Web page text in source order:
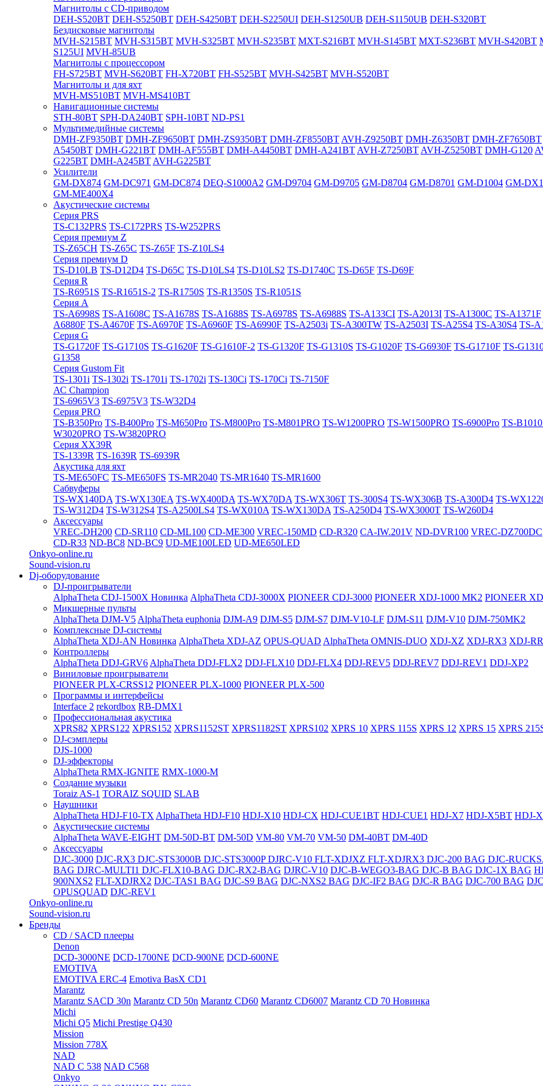
Магнитолы с CD-приводом
DEH-S520BT DEH-S5250BT DEH-S4250BT DEH-S2250UI DEH-S1250UB DEH-S1150UB DEH-S320BT
Бездисковые магнитолы
MVH-S215BT MVH-S315BT MVH-S325BT MVH-S235BT MXT-S216BT MVH-S145BT MXT-S236BT MVH-S420BT
S125UI MVH-85UB
Магнитолы с процессором
FH-S725BT MVH-S620BT FH-X720BT FH-S525BT MVH-S425BT MVH-S520BT
Магнитолы и для яхт
MVH-MS510BT MVH-MS410BT
Навигационные системы
STH-80BT SPH-DA240BT SPH-10BT ND-PS1
Мультимедийные системы
DMH-ZF9350BT DMH-ZF9650BT DMH-ZS9350BT DMH-ZF8550BT AVH-Z9250BT DMH-Z6350BT DMH-ZF7650BT
A5450BT DMH-G221BT DMH-AF555BT DMH-A4450BT DMH-A241BT AVH-Z7250BT AVH-Z5250BT DMH-G120
G225BT DMH-A245BT AVH-G225BT
Усилители
GM-DX874 GM-DC971 GM-DC874 DEQ-S1000A2 GM-D9704 GM-D9705 GM-D8704 GM-D8701 GM-D1004 GM-
GM-ME400X4
Акустические системы
Cерия PRS
TS-C132PRS TS-C172PRS TS-W252PRS
Cерия премиум Z
TS-Z65CH TS-Z65C TS-Z65F TS-Z10LS4
Cерия премиум D
TS-D10LB TS-D12D4 TS-D65C TS-D10LS4 TS-D10LS2 TS-D1740C TS-D65F TS-D69F
Cерия R
TS-R6951S TS-R1651S-2 TS-R1750S TS-R1350S TS-R1051S
Cерия A
TS-A6998S TS-A1608C TS-A1678S TS-A1688S TS-A6978S TS-A6988S TS-A133CI TS-A2013I TS-A1300C TS-A1371F
A6880F TS-A4670F TS-A6970F TS-A6960F TS-A6990F TS-A2503i TS-A300TW TS-A2503I TS-A25S4 TS-A30S4 TS-
Cерия G
TS-G1720F TS-G1710S TS-G1620F TS-G1610F-2 TS-G1320F TS-G1310S TS-G1020F TS-G6930F TS-G1710F TS-
G1358
Cерия Gustom Fit
TS-1301i TS-1302i TS-1701i TS-1702i TS-130Ci TS-170Ci TS-7150F
АС Champion
TS-6965V3 TS-6975V3 TS-W32D4
Cерия PRO
TS-B350Pro TS-B400Pro TS-M650Pro TS-M800Pro TS-M801PRO TS-W1200PRO TS-W1500PRO TS-6900Pro TS-
W3020PRO TS-W3820PRO
Cерия XX39R
TS-1339R TS-1639R TS-6939R
Акустика для яхт
TS-ME650FC TS-ME650FS TS-MR2040 TS-MR1640 TS-MR1600
Сабвуферы
TS-WX140DA TS-WX130EA TS-WX400DA TS-WX70DA TS-WX306T TS-300S4 TS-WX306B TS-A300D4 TS-
TS-W312D4 TS-W312S4 TS-A2500LS4 TS-WX010A TS-WX130DA TS-A250D4 TS-WX3000T TS-W260D4
Аксессуары
VREC-DH200 CD-SR110 CD-ML100 CD-ME300 VREC-150MD CD-R320 CA-IW.201V ND-DVR100 VREC-DZ700DC
CD-R33 ND-BC8 ND-BC9 UD-ME100LED UD-ME650LED
Onkyo-online.ru
Sound-vision.ru
Dj-оборудование
DJ-проигрыватели
AlphaTheta CDJ-1500X Новинка AlphaTheta CDJ-3000X PIONEER CDJ-3000 PIONEER XDJ-1000 MK2 PIONEER
Микшерные пульты
AlphaTheta DJM-V5 AlphaTheta euphonia DJM-A9 DJM-S5 DJM-S7 DJM-V10-LF DJM-S11 DJM-V10 DJM-750MK2
Комплексные DJ-системы
AlphaTheta XDJ-AN Новинка AlphaTheta XDJ-AZ OPUS-QUAD AlphaTheta OMNIS-DUO XDJ-XZ XDJ-RX3 XDJ-RR
Контроллеры
AlphaTheta DDJ-GRV6 AlphaTheta DDJ-FLX2 DDJ-FLX10 DDJ-FLX4 DDJ-REV5 DDJ-REV7 DDJ-REV1 DDJ-XP2
Виниловые проигрыватели
PIONEER PLX-CRSS12 PIONEER PLX-1000 PIONEER PLX-500
Программы и интерфейсы
Interface 2 rekordbox RB-DMX1
Профессиональная акустика
XPRS82 XPRS122 XPRS152 XPRS1152ST XPRS1182ST XPRS102 XPRS 10 XPRS 115S XPRS 12 XPRS 15 XPRS
DJ-сэмплеры
DJS-1000
DJ-эффекторы
AlphaTheta RMX-IGNITE RMX-1000-M
Создание музыки
Toraiz AS-1 TORAIZ SQUID SLAB
Наушники
AlphaTheta HDJ-F10-TX AlphaTheta HDJ-F10 HDJ-X10 HDJ-CX HDJ-CUE1BT HDJ-CUE1 HDJ-X7 HDJ-X5BT HDJ-
Акустические системы
AlphaTheta WAVE-EIGHT DM-50D-BT DM-50D VM-80 VM-70 VM-50 DM-40BT DM-40D
Аксессуары
DJC-3000 DJC-RX3 DJC-STS3000B DJC-STS3000PDJRC-V10 FLT-XDJXZ FLT-XDJRX3 DJC-200 BAG DJC-
BAG DJRC-MULTI1 DJC-FLX10-BAG DJC-RX2-BAG DJRC-V10 DJC-B-WEGO3-BAG DJC-B BAG DJC-1X BAG
900NXS2 FLT-XDJRX2 DJC-TAS1 BAG DJC-S9 BAG DJC-NXS2 BAG DJC-IF2 BAG DJC-R BAG DJC-700 BAG
OPUSQUAD DJC-REV1
Onkyo-online.ru
Sound-vision.ru
Бренды
CD / SACD плееры
Denon
DCD-3000NE DCD-1700NE DCD-900NE DCD-600NE
EMOTIVA
EMOTIVA ERC-4 Emotiva BasX CD1
Marantz
Marantz SACD 30n Marantz CD 50n Marantz CD60 Marantz CD6007 Marantz CD 70 Новинка
Michi
Michi Q5 Michi Prestige Q430
Mission
Mission 778X
NAD
NAD C 538 NAD C568
Onkyo